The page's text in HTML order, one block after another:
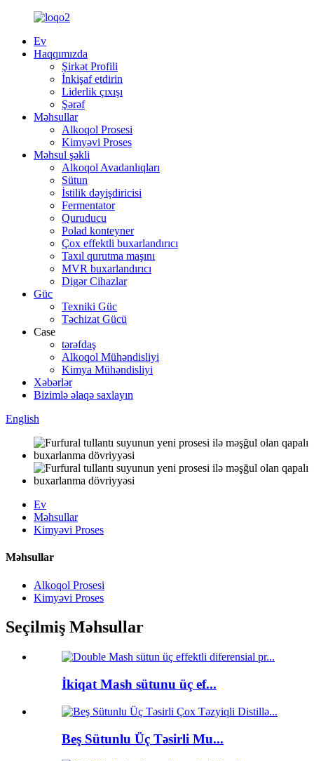
Ev
Haqqımızda
Şirkət Profili
İnkişaf etdirin
Liderlik çıxışı
Şərəf
Məhsullar
Alkoqol Prosesi
Kimyəvi Proses
Məhsul şəkli
Alkoqol Avadanlıqları
Sütun
İstilik dəyişdiricisi
Fermentator
Quruducu
Polad konteyner
Çox effektli buxarlandırıcı
Taxıl qurutma maşını
MVR buxarlandırıcı
Digər Cihazlar
Güc
Texniki Güc
Təchizat Gücü
Case
tərəfdaş
Alkoqol Mühəndisliyi
Kimya Mühəndisliyi
Xəbərlər
Bizimlə əlaqə saxlayın
English
Ev
Məhsullar
Kimyəvi Proses
Məhsullar
Alkoqol Prosesi
Kimyəvi Proses
Seçilmiş Məhsullar
İkiqat Mash sütunu üç ef...
Beş Sütunlu Üç Təsirli Mu...